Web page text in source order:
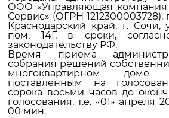
ООО «Управляющая компания
Сервис» (ОГРН 1212300003728),
Краснодарский край, г. Сочи,
пом. 14Г, в сроки,
законодательству РФ.
Время приема
собрания решений
многоквартирном
поставленным на
сорока восьми часов до
голосования, т.е. «01» апреля
00 мин.